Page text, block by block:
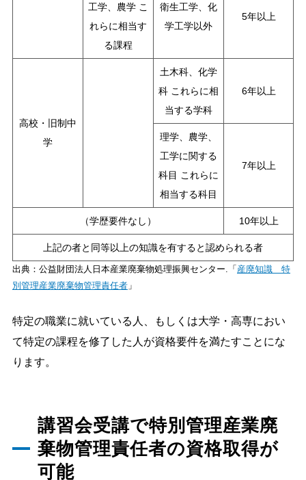
工学、農学 こ
れらに相当す
る課程
衛生工学、化
学工学以外
5年以上
高校・旧制中
学
土木科、化学
科 これらに相
当する学科
6年以上
理学、農学、
工学に関する
科目 これらに
相当する科目
7年以上
（学歴要件なし） 10年以上
上記の者と同等以上の知識を有すると認められる者
出典：公益財団法人日本産業廃棄物処理振興センター.「 産廃知識 特
別管理産業廃棄物管理責任者 」
特定の職業に就いている人、もしくは大学・高専におい
て特定の課程を修了した人が資格要件を満たすことにな
ります。
講習会受講で特別管理産業廃
棄物管理責任者の資格取得が
可能